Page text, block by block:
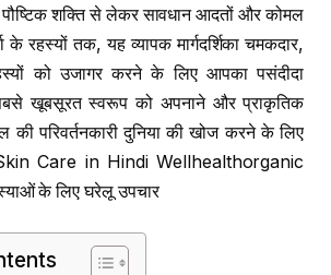
पौष्टिक शक्ति से लेकर सावधान आदतों और कोमल
के रहस्यों तक, यह व्यापक मार्गदर्शिका चमकदार,
को उजागर करने के लिए आपका पसंदीदा
खूबसूरत स्वरूप को अपनाने और प्राकृतिक
की परिवर्तनकारी दुनिया की खोज करने के लिए
Care in Hindi Wellhealthorganic
के लिए घरेलू उपचार